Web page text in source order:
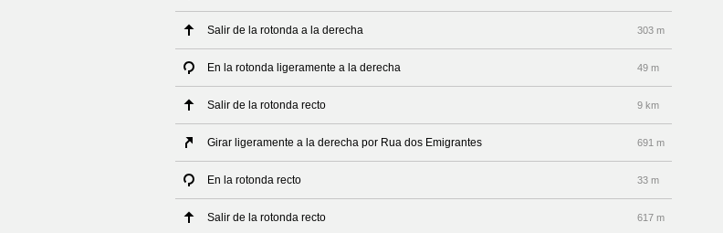
Salir de la rotonda a la derecha 303 m
En la rotonda ligeramente a la derecha 49 m
Salir de la rotonda recto 9 km
Girar ligeramente a la derecha por Rua dos Emigrantes 691 m
En la rotonda recto 33 m
Salir de la rotonda recto 617 m